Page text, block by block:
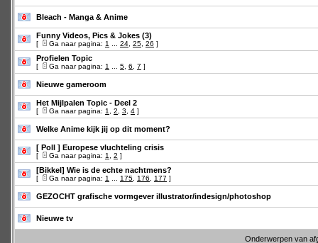
Bleach - Manga & Anime
Funny Videos, Pics & Jokes (3)
[ Ga naar pagina: 1 24 25 26 ]
Profielen Topic
[ Ga naar pagina: 1 5 6 7 ]
Nieuwe gameroom
Het Mijlpalen Topic - Deel 2
[ Ga naar pagina: 1 2 3 4 ]
Welke Anime kijk jij op dit moment?
[ Poll ] Europese vluchteling crisis
[ Ga naar pagina: 1 2 ]
[Bikkel] Wie is de echte nachtmens?
[ Ga naar pagina: 1 175 176 177 ]
GEZOCHT grafische vormgever illustrator/indesign/photoshop
Nieuwe tv
Onderwerpen van